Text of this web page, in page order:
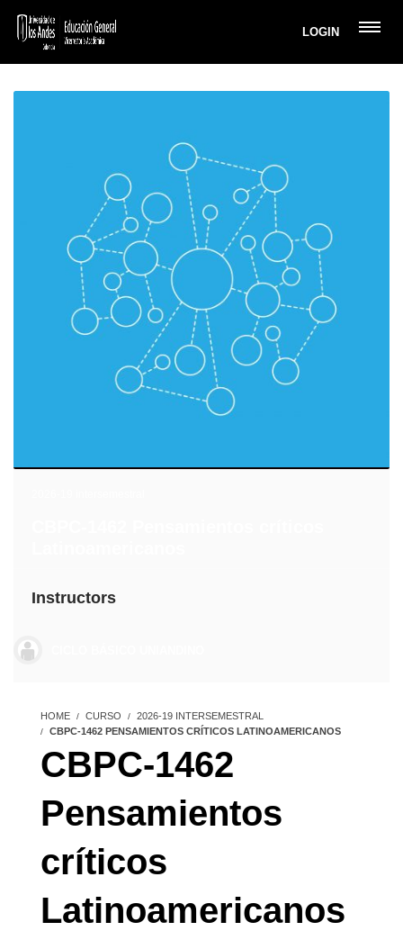
LOGIN
Instructors
HOME CURSO
2026-19 INTERSEMESTRAL
CBPC-1462 PENSAMIENTOS CRÍTICOS LATINOAMERICANOS
CBPC-1462
Pensamientos
críticos
Latinoamericanos